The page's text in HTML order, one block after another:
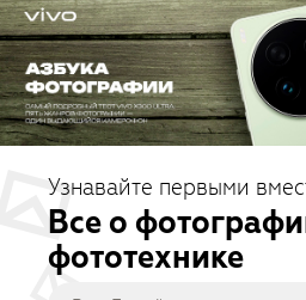
Узнавайте первыми
Все о
фототехнике